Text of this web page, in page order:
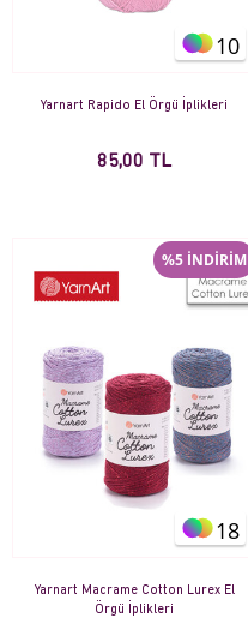
10
Yarnart Rapido El Örgü İplikleri
85,00 TL
18
%5 İNDİRİM
Yarnart Macrame Cotton Lurex El
Örgü İplikleri